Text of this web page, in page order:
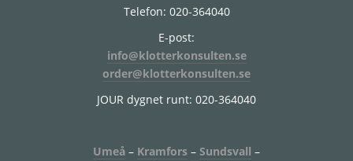
Telefon: 020-364040
E-post:
info@klotterkonsulten.se
order@klotterkonsulten.se
JOUR dygnet runt: 020-364040
Umeå – Kramfors – Sundsvall –